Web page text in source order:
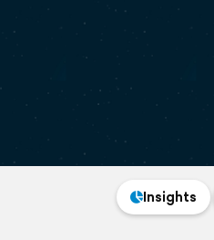
Insights